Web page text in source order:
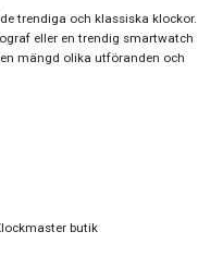
trendiga och klassiska klockor.
eller en trendig smartwatch
mängd olika utföranden och
butik